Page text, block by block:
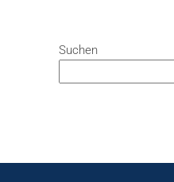
Suchen